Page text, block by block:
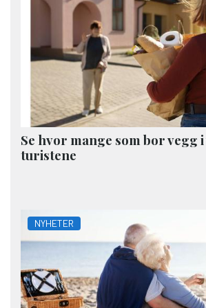
Se hvor mange som bor vegg
turistene
NYHETER